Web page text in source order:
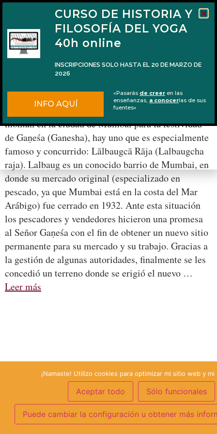
El Ganesha más famoso de Mumbai
De todos los pandals o altares callejeros que se
montan en la ciudad de Mumbai para la festividad
de Gaṇeśa (Ganesha), hay uno que es especialmente
famoso y concurrido: Lālbaugcā Rāja (Lalbaugcha
raja). Lalbaug es un conocido barrio de Mumbai, en
donde su mercado original (especializado en
pescado, ya que Mumbai está en la costa del Mar
Arábigo) fue cerrado en 1932. Ante esta situación
los pescadores y vendedores hicieron una promesa
al Señor Gaṇeśa con el fin de obtener un nuevo sitio
permanente para su mercado y su trabajo. Gracias a
la gestión de algunas autoridades, finalmente se les
concedió un terreno donde se erigió el nuevo …
Leer más
¡Namaste! Utilizo cookies para optimizar mi sitio web y mi
Aceptar todo Sólo funcionales
Puede cambiar la configuración u obtener más
CURSO DE HISTORIA Y
FILOSOFÍA DEL YOGA
40h online
INSCRIPCIONES SOLO HASTA EL 20 DE MARZO DE
2026
INFO AQUÍ
«Pasarás de creer en las
enseñanzas, a conocerlas de sus
fuentes»